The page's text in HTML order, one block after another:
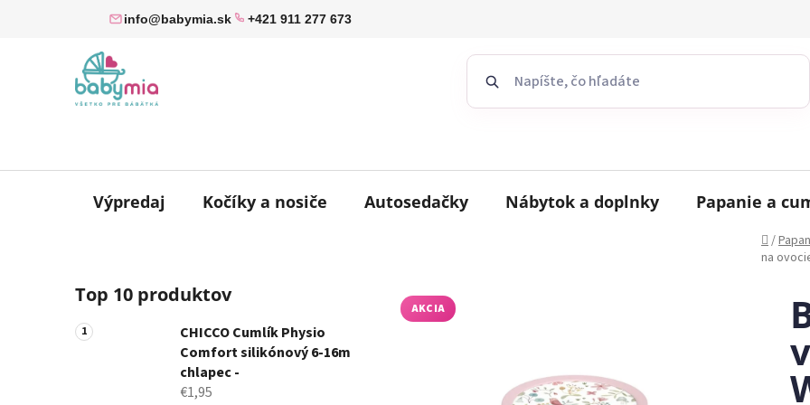
info@babymia.sk +421 911 277 673
Výpredaj Kočíky a nosiče Autosedačky Nábytok a doplnky Papanie a
Domov
/
na
o
č
n
Top 10 produktov
CHICCO Cumlík Physio
Comfort silikónový 6-16m
chlapec -
€1,95
AKCIA